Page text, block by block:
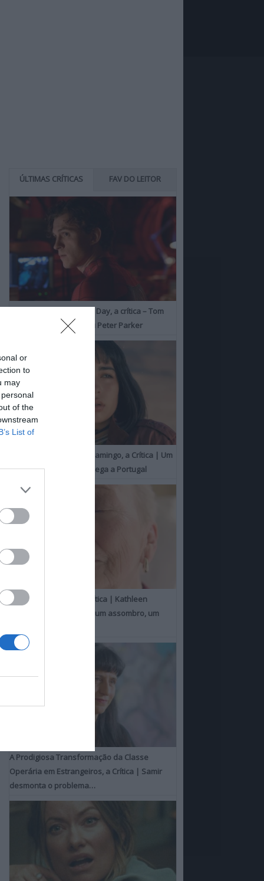
or
to
may
of the
List of
ÚLTIMAS CRÍTICAS FAV DO LEITOR
Spider-Man: Brand New Day, a crítica – Tom
Holland consolida o seu Peter Parker
O Misterioso Olhar do Flamingo, a Crítica | Um
Campeão de Cannes chega a Portugal
Um Toque Familiar, a Crítica | Kathleen
Chalfant é um espanto, um assombro, um
A Prodigiosa Transformação da Classe
Operária em Estrangeiros, a Crítica | Samir
desmonta o problema…